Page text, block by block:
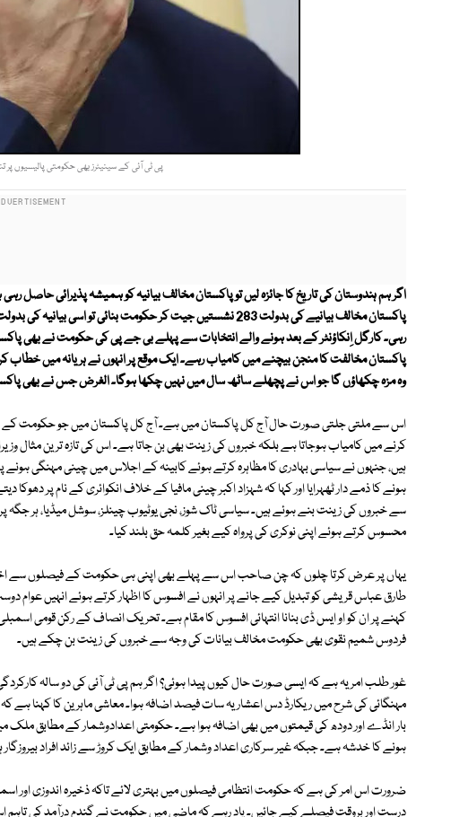
پی ٹی آئی کے سینیٹرز بھی حکومتی پالیسیوں پر
رہی۔ کارگل اِنکاؤنٹر کے بعد ہونے والے انتخابات سے پہلے بی جے پی کی حکومت نے بھی
پاکستان مخالفت کا منجن بیچنے میں کامیاب رہے۔ ایک موقع پر انہوں نے ہریانہ میں خطاب
وہ مزہ چکھاؤں گا جو اس نے پچھلے ساٹھ سال میں نہیں چکھا ہوگا۔ الغرض جس نے بھی
اس سے ملتی جلتی صورت حال آج کل پاکستان میں ہے۔ آج کل پاکستان میں جو حکومت کے
کرنے میں کامیاب ہوجاتا ہے بلکہ خبروں کی زینت بھی بن جاتا ہے۔ اس کی تازہ ترین
ہیں، جنہوں نے سیاسی بہادری کا مظاہرہ کرتے ہوئے کابینہ کے اجلاس میں چینی مہنگی ہونے
ہونے کا ذمے دار ٹھہرایا اور کہا کہ شہزاد اکبر چینی مافیا کے خلاف انکوائری کے نام پر
سے خبروں کی زینت بنے ہوئے ہیں۔ سیاسی ٹاک شوز، نجی یوٹیوب چینلز، سوشل میڈیا، ہر جگہ
محسوس کرتے ہوئے اپنی نوکری کی پرواہ کیے بغیر کلمہ حق بلند کیا۔
یہاں پر عرض کرتا چلوں کہ چن صاحب اس سے پہلے بھی اپنی ہی حکومت کے فیصلوں سے
طارق عباس قریشی کو تبدیل کیے جانے پر انہوں نے افسوس کا اظہار کرتے ہوئے انہیں عوام دوست،
کہنے پر ان کو او ایس ڈی بنانا انتہائی افسوس کا مقام ہے۔ تحریک انصاف کے رکن قومی
فردوس شمیم نقوی بھی حکومت مخالف بیانات کی وجہ سے خبروں کی زینت بن چکے ہیں۔
غور طلب امر یہ ہے کہ ایسی صورت حال کیوں پیدا ہوئی؟ اگر ہم پی ٹی آئی کی دو سالہ
مہنگائی کی شرح میں ریکارڈ دس اعشاریہ سات فیصد اضافہ ہوا۔ معاشی ماہرین کا کہنا ہے
ہونے کا خدشہ ہے۔ جبکہ غیر سرکاری اعداد وشمار کے مطابق ایک کروڑ سے زائد افراد بیروزگار
ضرورت اس امر کی ہے کہ حکومت انتظامی فیصلوں میں بہتری لائے تاکہ ذخیرہ اندوزی اور
درست اور بروقت فیصلے کیے جائیں۔ یاد رہے کہ ماضی میں حکومت نے گندم درآمد کی